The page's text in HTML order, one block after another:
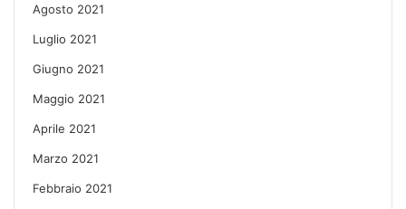
Agosto 2021
Luglio 2021
Giugno 2021
Maggio 2021
Aprile 2021
Marzo 2021
Febbraio 2021